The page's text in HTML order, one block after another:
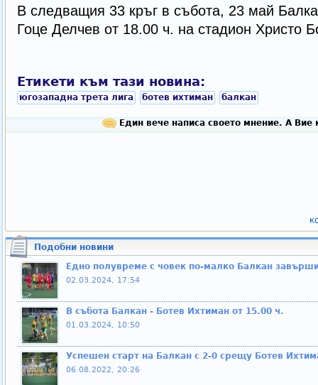
В следващия 33 кръг в събота, 23 май
Гоце Делчев от 18.00 ч. на стадион Христо
Етикети към тази новина:
югозападна трета лига ботев ихтиман балкан
Един вече написа своето мнение. А Вие
Подобни новини
Едно полувреме с човек по-малко Балкан
02.03.2024, 17:54
В събота Балкан - Ботев Ихтиман от 15.00 ч.
01.03.2024, 10:50
Успешен старт на Балкан с 2-0 срещу Ботев
06.08.2022, 20:26